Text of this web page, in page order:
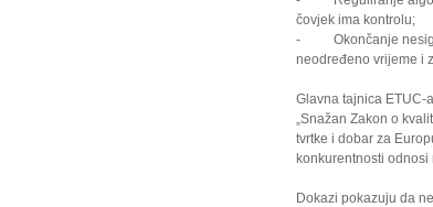
čovjek ima kontrolu;
- Okončanje
neodređeno vrijeme i
Glavna tajnica ETUC-
„Snažan Zakon o
tvrtke i dobar za
konkurentnosti
Dokazi pokazuju da